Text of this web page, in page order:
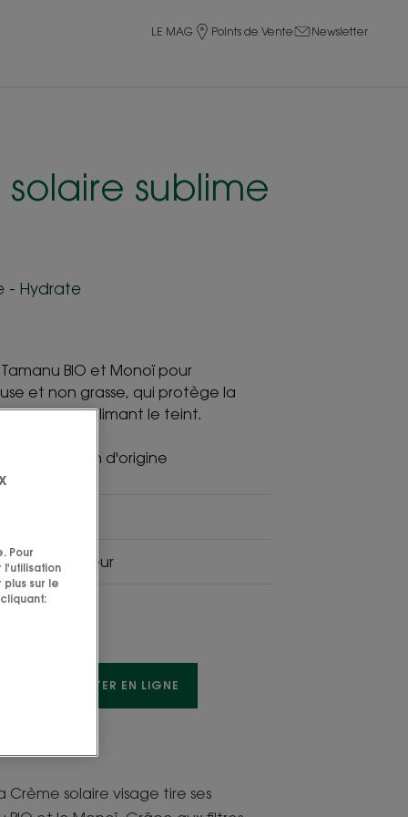
LE MAG Points de Vente Newsletter
sublime
- Hydrate
BIO et Monoï pour
et non grasse, qui protège la
soleil en sublimant le teint.
Appellation d'origine
protecteur
ACHETER EN LIGNE
Crème solaire visage tire ses
Pour
l'utilisation
sur le